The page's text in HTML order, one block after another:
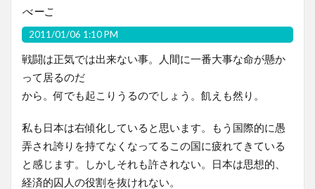
べーこ
2011/01/06 1:10 PM
戦闘は正気では出来ない事。人間に一番大事な命が懸か
って居るのだ
から。何でも起こりうるのでしょう。飢えも然り。
私も日本は右傾化していると思います。もう国際的に愚
弄され誇りを持てなくなってるこの国に疲れてきている
と感じます。しかしそれも許されない。日本は思想的、
経済的囚人の役割を抜けれない。